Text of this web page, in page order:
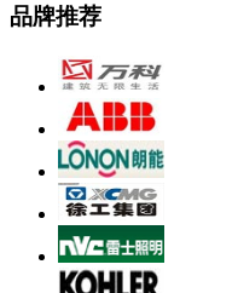
品牌推荐